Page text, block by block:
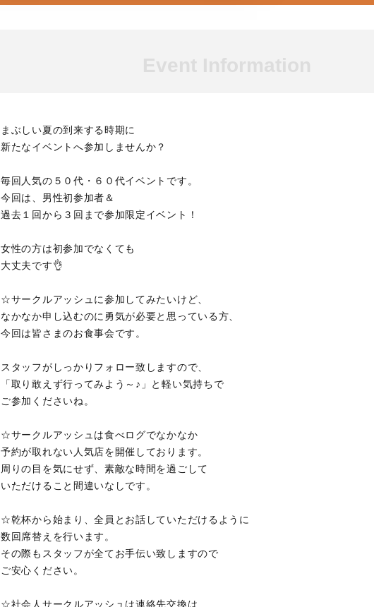
まぶしい夏の到来する時期に
新たなイベントへ参加しませんか？
毎回人気の５０代・６０代イベントです。
今回は、男性初参加者＆
過去１回から３回まで参加限定イベント！
女性の方は初参加でなくても
大丈夫です👌
☆サークルアッシュに参加してみたいけど、
なかなか申し込むのに勇気が必要と思っている方、
今回は皆さまのお食事会です。
スタッフがしっかりフォロー致しますので、
「取り敢えず行ってみよう～♪」と軽い気持ちで
ご参加くださいね。
☆サークルアッシュは食べログでなかなか
予約が取れない人気店を開催しております。
周りの目を気にせず、素敵な時間を過ごして
いただけること間違いなしです。
☆乾杯から始まり、全員とお話していただけるように
数回席替えを行います。
その際もスタッフが全てお手伝い致しますので
ご安心ください。
☆社会人サークルアッシュは連絡先交換は